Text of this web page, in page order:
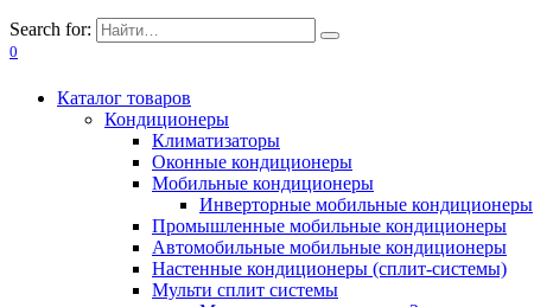
Search for:
0
Каталог товаров
Кондиционеры
Климатизаторы
Оконные кондиционеры
Мобильные кондиционеры
Инверторные мобильные кондиционеры
Промышленные мобильные кондиционеры
Автомобильные мобильные кондиционеры
Настенные кондиционеры (сплит-системы)
Мульти сплит системы